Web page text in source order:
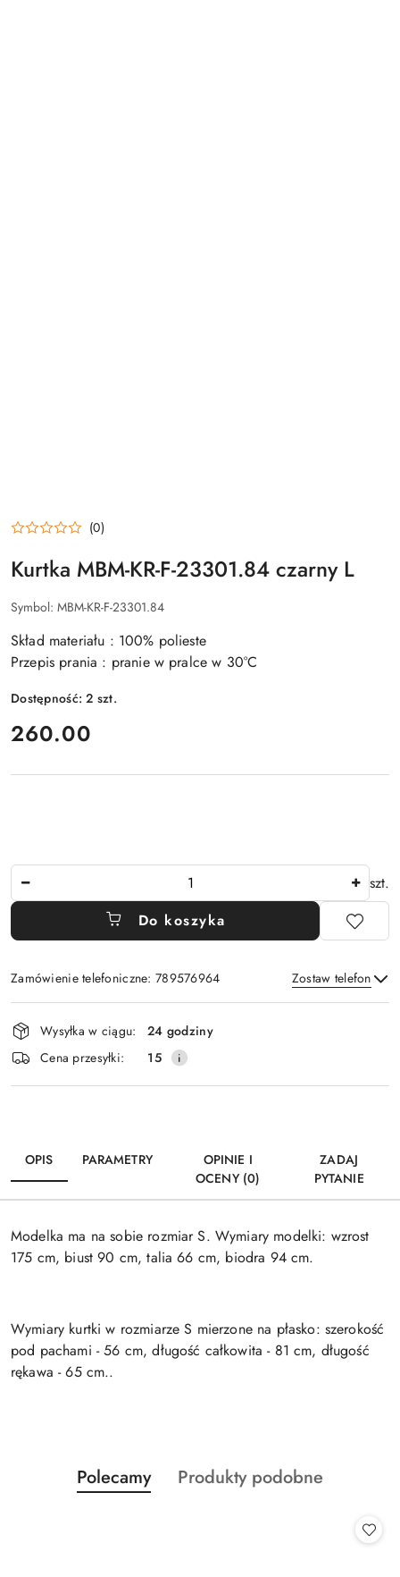
(0)
Kurtka MBM-KR-F-23301.84 czarny L
Symbol: MBM-KR-F-23301.84
Skład materiału : 100% polieste
Przepis prania : pranie w pralce w 30°C
Dostępność:2 szt.
cena:
260.00
szt.
Do koszyka
Zamówienie telefoniczne: 789576964 Zostaw telefon
Wyślij
Dostępność
i
dostawa
Wysyłka w ciągu:
24 godziny
Cena przesyłki:
15
OPIS PARAMETRY
OPINIE I
OCENY (0)
ZADAJ
PYTANIE
Modelka ma na sobie rozmiar S. Wymiary modelki: wzrost
175 cm, biust 90 cm, talia 66 cm, biodra 94 cm.
Wymiary kurtki w rozmiarze S mierzone na płasko: szerokość
pod pachami - 56 cm, długość całkowita - 81 cm, długość
rękawa - 65 cm..
Pomiń karuzelę produktów
Produkty
o
Polecamy
Produkty
Produkty podobne